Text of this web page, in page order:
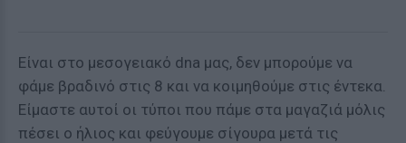
Είναι στο μεσογειακό dna μας, δεν μπορούμε να
φάμε βραδινό στις 8 και να κοιμηθούμε στις έντεκα.
Είμαστε αυτοί οι τύποι που πάμε στα μαγαζιά μόλις
πέσει ο ήλιος και φεύγουμε σίγουρα μετά τις